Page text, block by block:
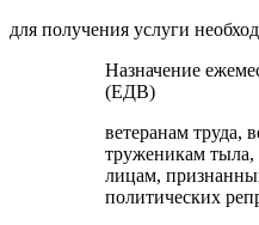
для получения услуги
Назначение
(ЕДВ)
ветеранам труда,
труженикам
лицам,
политических